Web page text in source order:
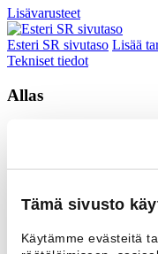
Tämä sivusto
Käytämme evästeitä
Lisävarusteet
Esteri SR sivutaso Lisää
Tekniset tiedot
Allas
Poistoventtiili
on
Altaan mitat
Leveys
600 mm